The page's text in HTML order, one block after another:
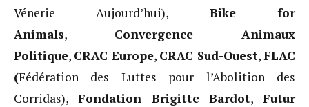
Vénerie Aujourd’hui), Bike for
Animals, Convergence Animaux
Politique, CRAC Europe, CRAC Sud-Ouest,FLAC
(Fédération des Luttes pour l’Abolition des
Corridas), Fondation Brigitte Bardot, Futur